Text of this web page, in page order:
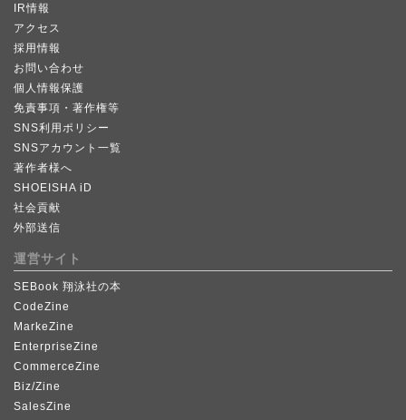
IR情報
アクセス
採用情報
お問い合わせ
個人情報保護
免責事項・著作権等
SNS利用ポリシー
SNSアカウント一覧
著作者様へ
SHOEISHA iD
社会貢献
外部送信
運営サイト
SEBook 翔泳社の本
CodeZine
MarkeZine
EnterpriseZine
CommerceZine
Biz/Zine
SalesZine